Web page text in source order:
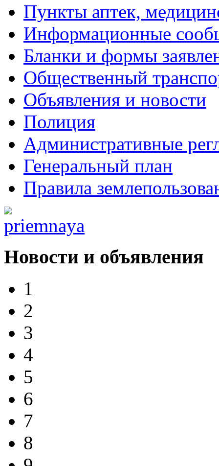
Пункты аптек,
Информационные
Бланки и формы
Общественный
Объявления и новости
Полиция
Административные
Генеральный план
Правила
Новости и объявления
1
2
3
4
5
6
7
8